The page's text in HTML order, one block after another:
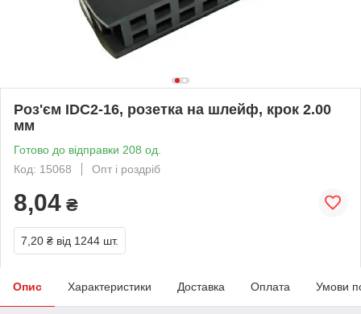
Роз'єм IDC2-16, розетка на шлейф, крок 2.00
мм
Готово до відправки 208 од.
Код: 15068
Опт і роздріб
8,04 ₴
7,20 ₴ від 1244 шт.
Опис Характеристики Доставка Оплата Умови